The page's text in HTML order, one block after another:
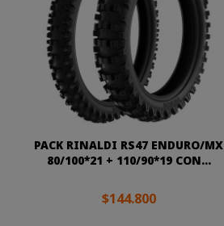
PACK RINALDI RS47 ENDURO/MX
80/100*21 + 110/90*19 CON...
$144.800